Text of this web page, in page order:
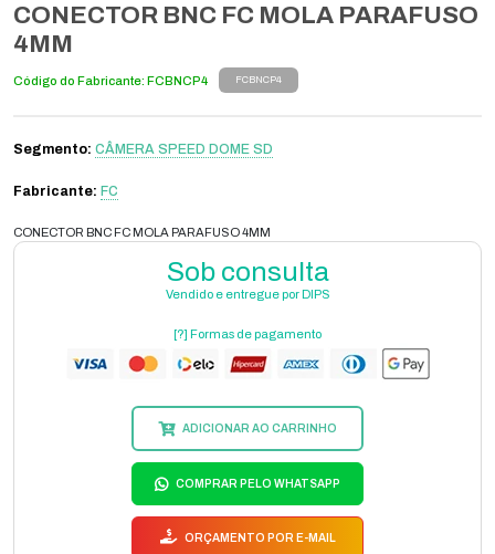
CONECTOR BNC FC MOLA PARAFUSO
4MM
Código do Fabricante: FCBNCP4 FCBNCP4
Segmento: CÂMERA SPEED DOME SD
Fabricante: FC
CONECTOR BNC FC MOLA PARAFUSO 4MM
Sob consulta
Vendido e entregue por DIPS
[?] Formas de pagamento
ADICIONAR AO CARRINHO
COMPRAR PELO WHATSAPP
ORÇAMENTO POR E-MAIL